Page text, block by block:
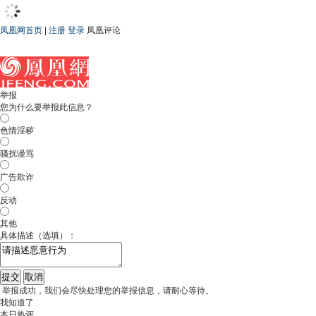
凤凰网首页 注册 登录 凤凰评论
举报
您为什么要举报此信息？
色情淫秽
骚扰谩骂
广告欺诈
反动
其他
具体描述（选填）：
举报成功，我们会尽快处理您的举报信息，请耐心等待。
我知道了